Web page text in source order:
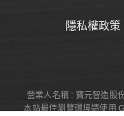
隱私權政策
營業人名稱 : 寶元智造股
本站最佳瀏覽環境請使用